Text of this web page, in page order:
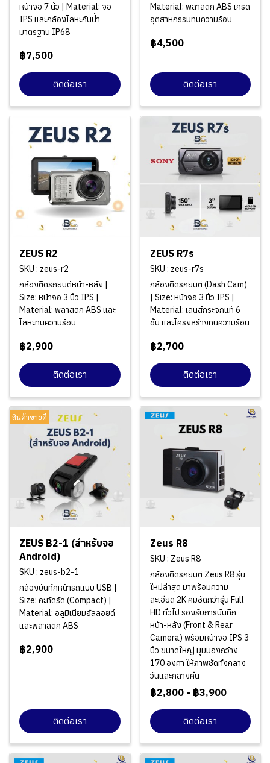
หน้าจอ 7 นิ้ว | Material: จอ
IPS และกล้องโลหะกันน้ำ
มาตรฐาน IP68
฿7,500
ติดต่อเรา
Material: พลาสติก ABS เกรด
อุตสาหกรรมทนความร้อน
฿4,500
ติดต่อเรา
ZEUS R2
SKU : zeus-r2
กล้องติดรถยนต์หน้า-หลัง |
Size: หน้าจอ 3 นิ้ว IPS |
Material: พลาสติก ABS และ
โลหะทนความร้อน
฿2,900
ติดต่อเรา
ZEUS R7s
SKU : zeus-r7s
กล้องติดรถยนต์ (Dash Cam)
| Size: หน้าจอ 3 นิ้ว IPS |
Material: เลนส์กระจกแท้ 6
ชั้น และโครงสร้างทนความร้อน
฿2,700
ติดต่อเรา
สินค้าขายดี
ZEUS B2-1 (สำหรับจอ
Android)
SKU : zeus-b2-1
กล้องบันทึกหน้ารถแบบ USB |
Size: กะทัดรัด (Compact) |
Material: อลูมิเนียมอัลลอยด์
และพลาสติก ABS
฿2,900
ติดต่อเรา
Zeus R8
SKU : Zeus R8
กล้องติดรถยนต์ Zeus R8 รุ่น
ใหม่ล่าสุด มาพร้อมความ
ละเอียด 2K คมชัดกว่ารุ่น Full
HD ทั่วไป รองรับการบันทึก
หน้า-หลัง (Front & Rear
Camera) พร้อมหน้าจอ IPS 3
นิ้ว ขนาดใหญ่ มุมมองกว้าง
170 องศา ให้ภาพชัดทั้งกลาง
วันและกลางคืน
฿2,800- ฿3,900
ติดต่อเรา